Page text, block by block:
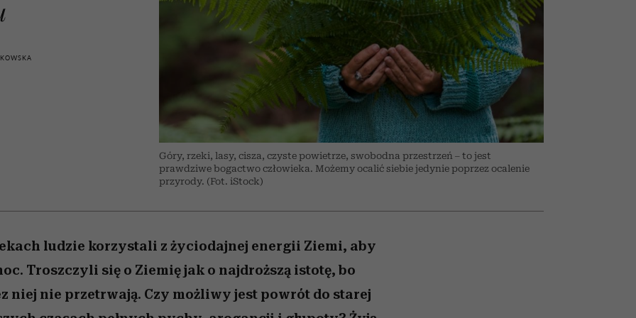
w seksie?
Góry, rzeki, lasy, cisza, czyste powietrze, swobodna przestrzeń – to jest
prawdziwe bogactwo człowieka. Możemy ocalić siebie jedynie poprzez ocalenie
przyrody. (Fot. iStock)
ludzie korzystali z życiodajnej energii Ziemi, aby
Troszczyli się o Ziemię jak o najdroższą istotę, bo
niej nie przetrwają. Czy możliwy jest powrót do starej